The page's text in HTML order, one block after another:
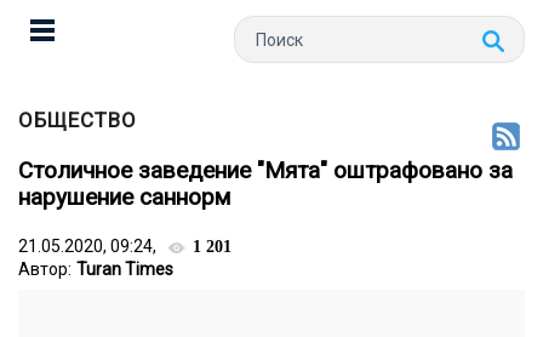
ОБЩЕСТВО
Столичное заведение "Мята" оштрафовано за
нарушение саннорм
21.05.2020, 09:24, 1 201
Автор: Turan Times